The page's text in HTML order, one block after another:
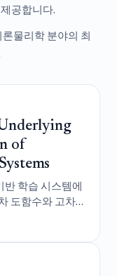
공합니다.
물리학 분야의 최
of
반 학습 시스템에
도함수와 고차
본적으로 발생